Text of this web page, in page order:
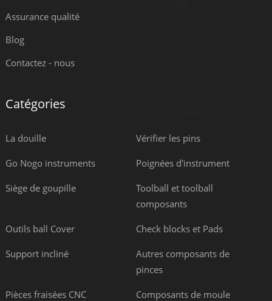
Assurance qualité
Blog
Contactez - nous
Catégories
La douille Vérifier les pins
Go Nogo instruments Poignées d'instrument
Siège de goupille
Toolball et toolball
composants
Outils ball Cover Check blocks et Pads
Support incliné
Autres composants de
pinces
Pièces fraisées CNC
Composants de moule